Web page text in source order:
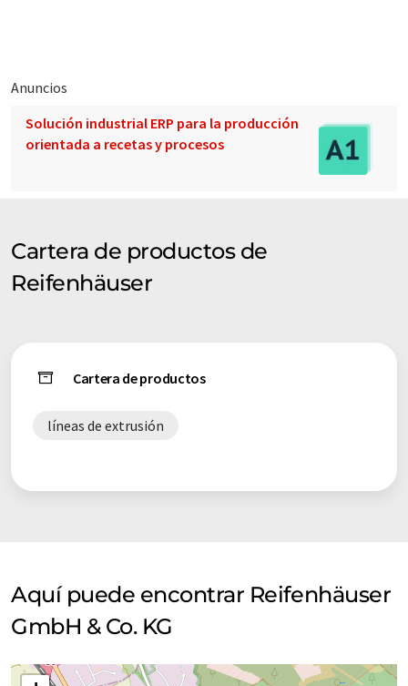
Anuncios
Solución industrial ERP para la producción
orientada a recetas y procesos
Cartera de productos de
Reifenhäuser
Cartera de productos
líneas de extrusión
Aquí puede encontrar Reifenhäuser
GmbH & Co. KG